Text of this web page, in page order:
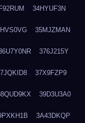
34HYUF3N
35MJZMAN
376J215Y
37X9FZP9
39D3U3A0
3A43DKQP